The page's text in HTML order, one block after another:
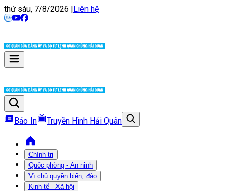
thứ sáu, 7/8/2026 |Liên hệ
Báo In Truyền Hình Hải Quân
Chính trị
Quốc phòng - An ninh
Vì chủ quyền biển, đảo
Kinh tế - Xã hội